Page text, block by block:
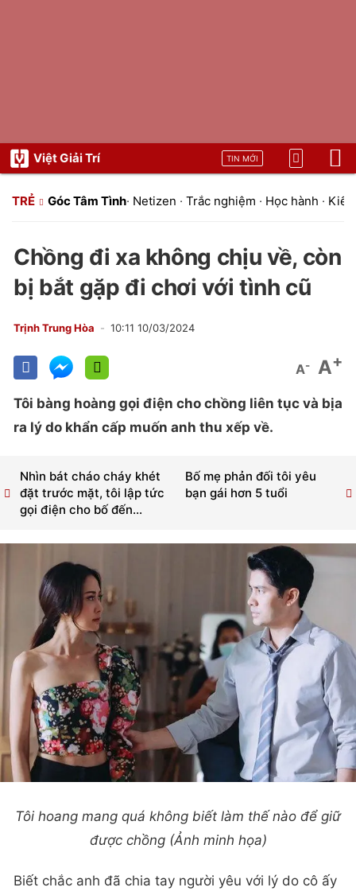
Việt Giải Trí TIN MỚI
TRẺ Góc Tâm Tình· Netizen · Trắc nghiệm · Học hành ·
Chồng đi xa không chịu về, còn
bị bắt gặp đi chơi với tình cũ
Trịnh Trung Hòa 10:11 10/03/2024
A- A+
Tôi bàng hoàng gọi điện cho chồng liên tục và bịa
ra lý do khẩn cấp muốn anh thu xếp về.
Bố mẹ phản đối tôi yêu
bạn gái hơn 5 tuổi
Nhìn bát cháo cháy khét
đặt trước mặt, tôi lập tức
gọi điện cho bố đến...
Tôi hoang mang quá không biết làm thế nào để giữ
được chồng (Ảnh minh họa)
Biết chắc anh đã chia tay người yêu với lý do cô ấy